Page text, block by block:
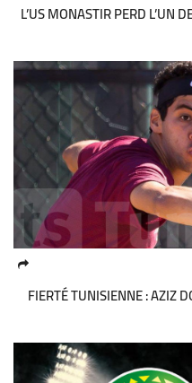
L’US MONASTIR PERD L’UN
FIERTÉ TUNISIENNE : AZIZ